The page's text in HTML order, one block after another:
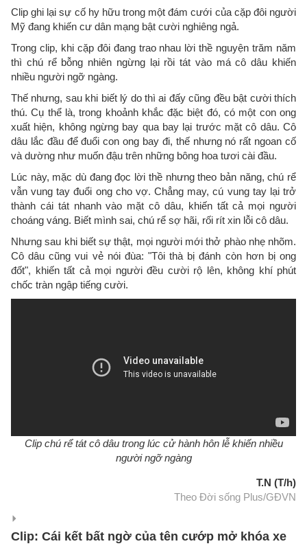
Clip ghi lại sự cố hy hữu trong một đám cưới của cặp đôi người
Mỹ đang khiến cư dân mạng bật cười nghiêng ngả.
Trong clip, khi cặp đôi đang trao nhau lời thề nguyện trăm năm
thì chú rể bỗng nhiên ngừng lại rồi tát vào má cô dâu khiến
nhiều người ngỡ ngàng.
Thế nhưng, sau khi biết lý do thì ai đấy cũng đều bật cười thích
thú. Cụ thể là, trong khoảnh khắc đặc biệt đó, có một con ong
xuất hiện, không ngừng bay qua bay lại trước mặt cô dâu. Cô
dâu lắc đầu để đuổi con ong bay đi, thế nhưng nó rất ngoan cố
và dường như muốn đậu trên những bông hoa tươi cài đầu.
Lúc này, mặc dù đang đọc lời thề nhưng theo bản năng, chú rể
vẫn vung tay đuổi ong cho vợ. Chẳng may, cú vung tay lại trở
thành cái tát nhanh vào mặt cô dâu, khiến tất cả mọi người
choáng váng. Biết mình sai, chú rể sợ hãi, rối rít xin lỗi cô dâu.
Nhưng sau khi biết sự thật, mọi người mới thở phào nhẹ nhõm.
Cô dâu cũng vui vẻ nói đùa: "Tôi thà bị đánh còn hơn bị ong
đốt", khiến tất cả mọi người đều cười rộ lên, không khí phút
chốc tràn ngập tiếng cười.
Clip chú rể tát cô dâu trong lúc cử hành hôn lễ khiến nhiều
người ngỡ ngàng
T.N (T/h)
Theo Đời sống Plus/GĐVN
Clip: Cái kết bất ngờ của tên cướp mở khóa xe